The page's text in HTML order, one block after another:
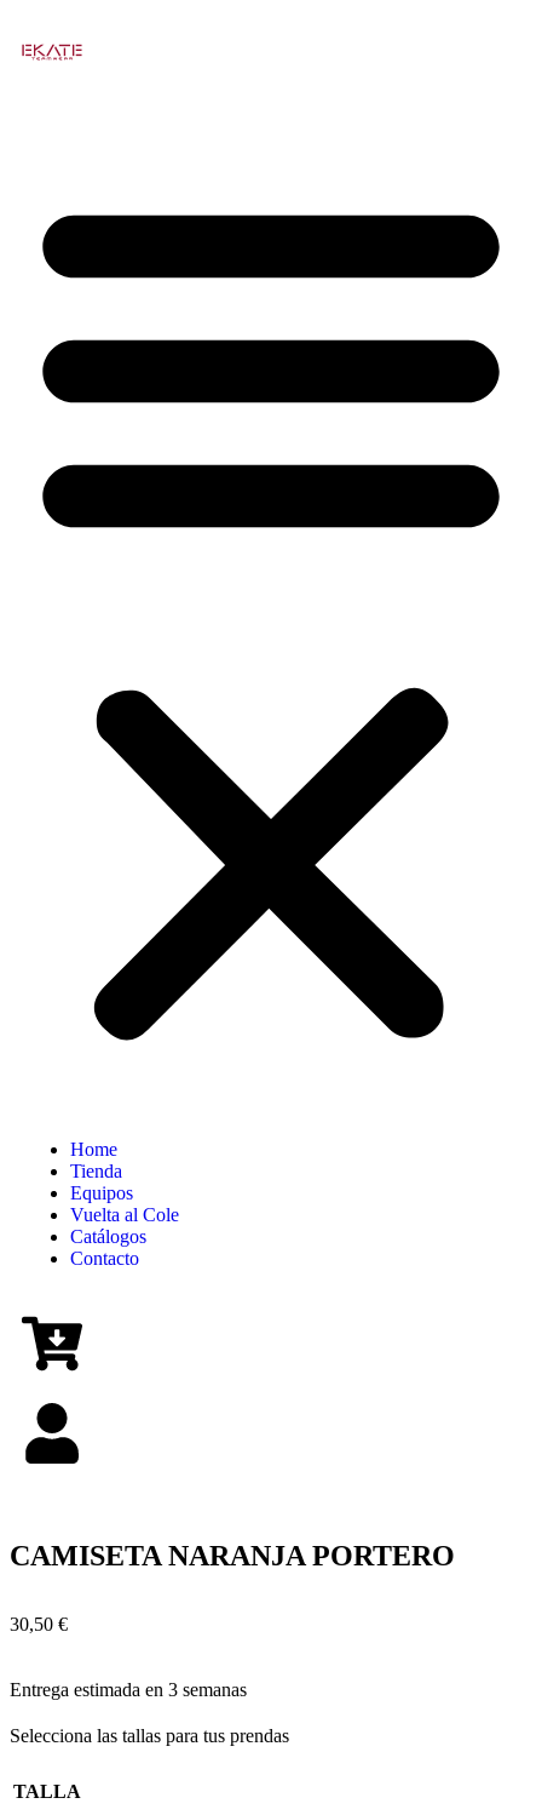
Home
Tienda
Equipos
Vuelta al Cole
Catálogos
Contacto
CAMISETA NARANJA PORTERO
30,50 €
Entrega estimada en 3 semanas
Selecciona las tallas para tus prendas
TALLA